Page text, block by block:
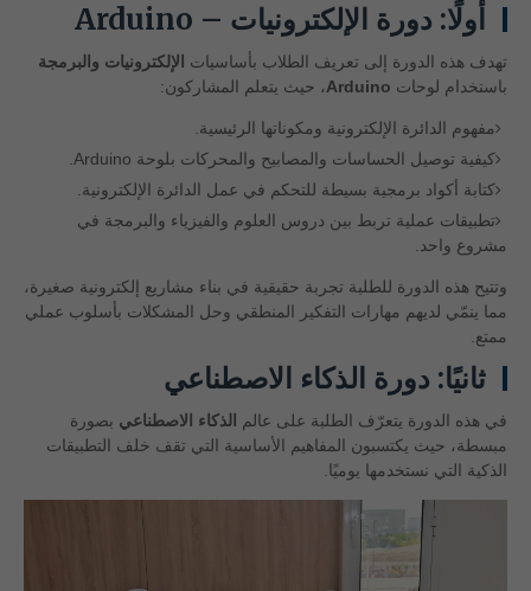
أولًا: دورة الإلكترونيات – Arduino
تهدف هذه الدورة إلى تعريف الطلاب بأساسيات
الإلكترونيات والبرمجة
باستخدام لوحات Arduino، حيث يتعلم المشاركون:
مفهوم الدائرة الإلكترونية ومكوناتها الرئيسية.
كيفية توصيل الحساسات والمصابيح والمحركات بلوحة Arduino.
كتابة أكواد برمجية بسيطة للتحكم في عمل الدائرة الإلكترونية.
تطبيقات عملية تربط بين دروس العلوم والفيزياء والبرمجة في
مشروع واحد.
وتتيح هذه الدورة للطلبة تجربة حقيقية في بناء مشاريع إلكترونية صغيرة،
مما ينمّي لديهم مهارات التفكير المنطقي وحل المشكلات بأسلوب عملي
ممتع.
ثانيًا: دورة الذكاء الاصطناعي
في هذه الدورة يتعرّف الطلبة على عالم الذكاء الاصطناعي بصورة
مبسطة، حيث يكتسبون المفاهيم الأساسية التي تقف خلف التطبيقات
الذكية التي نستخدمها يوميًا.